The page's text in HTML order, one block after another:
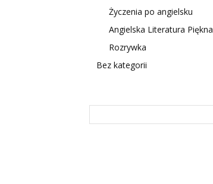
Życzenia po angielsku
Angielska Literatura Piękna
Rozrywka
Bez kategorii